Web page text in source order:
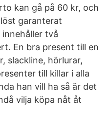
kan gå på 60 kr, och
garanterat
två
En bra present till en
slackline, hörlurar,
till killar i alla
han vill ha så är det
vilja köpa nåt åt